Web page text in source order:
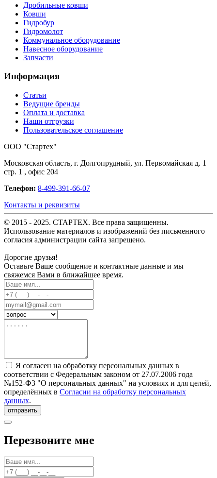
Дробильные ковши
Ковши
Гидробур
Гидромолот
Коммунальное оборудование
Навесное оборудование
Запчасти
Информация
Статьи
Ведущие бренды
Оплата и доставка
Наши отгрузки
Пользовательское соглашение
OOO "Стартех"
Московская область, г. Долгопрудный, ул. Первомайская д. 1
стр. 1 , офис 204
Телефон: 8-499-391-66-07
Контакты и реквизиты
© 2015 - 2025. СТАРТЕХ. Все права защищенны.
Использование материалов и изображений без письменного
согласия администрации сайта запрещено.
Дорогие друзья!
Оставьте Ваше сообщение и контактные данные и мы
свяжемся Вами в ближайшее время.
Я согласен на обработку персональных данных в
соответствии с Федеральным законом от 27.07.2006 года
№152-Ф3 "О персональных данных" на условиях и для целей,
определённых в Согласии на обработку персональных
данных.
отправить
Перезвоните мне